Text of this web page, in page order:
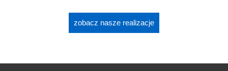
zobacz nasze realizacje